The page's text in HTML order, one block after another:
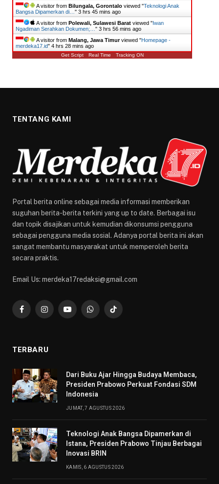
A visitor from Bilungala, Gorontalo viewed "Teknologi Anak
Bangsa Dipamerkan di… " 3 hrs 45 mins ago
A visitor from Polewali, Sulawesi Barat viewed "Iwan
Ngadiman Serahkan Dokumen;… " 3 hrs 56 mins ago
A visitor from Malang, Jawa Timurviewed "Homepage -
merdeka17.id" 4 hrs 28 mins ago
Get Script Real Time Tracking ON
TENTANG KAMI
Portal berita online sebagai media informasi memberikan
suguhan berita-berita terkini yang up to date. Berbagai isu
dan topik disajikan untuk kemudian dikonsumsi pengguna
sebagai pengguna media sosial. Adanya portal berita ini akan
sangat membantu masyarakat untuk memperoleh berita
secara praktis.
Email Us: merdeka17redaksi@gmail.com
FacebookInstagramYouTubeWhatsAppTikTok
TERBARU
Dari Buku Ajar Hingga Budaya Membaca,
Presiden Prabowo Perkuat Fondasi SDM
Indonesia
JUMAT, 7 AGUSTUS 2026
Teknologi Anak Bangsa Dipamerkan di
Istana, Presiden Prabowo Tinjau Berbagai
Inovasi BRIN
KAMIS, 6 AGUSTUS 2026